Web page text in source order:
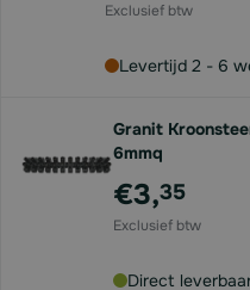
Levertijd 2 - 6
Granit
6mmq
€3,35
Direct